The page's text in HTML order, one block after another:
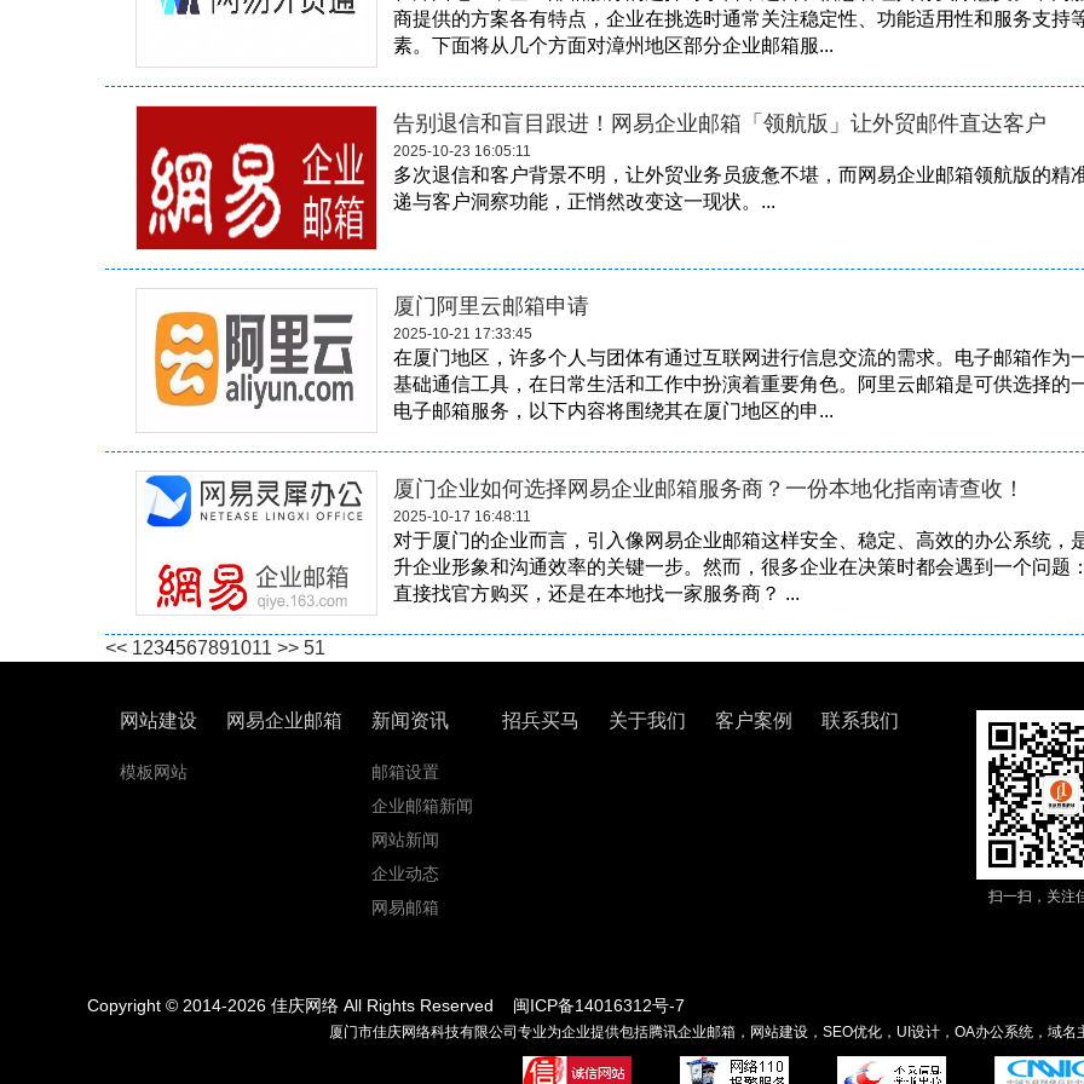
商提供的方案各有特点，企业在挑选时通常关注稳定性、功能适用性和服务支持
素。下面将从几个方面对漳州地区部分企业邮箱服...
告别退信和盲目跟进！网易企业邮箱「领航版」让外贸邮件直达客户
2025-10-23 16:05:11
多次退信和客户背景不明，让外贸业务员疲惫不堪，而网易企业邮箱领航版的精
递与客户洞察功能，正悄然改变这一现状。...
厦门阿里云邮箱申请
2025-10-21 17:33:45
在厦门地区，许多个人与团体有通过互联网进行信息交流的需求。电子邮箱作为
基础通信工具，在日常生活和工作中扮演着重要角色。阿里云邮箱是可供选择的
电子邮箱服务，以下内容将围绕其在厦门地区的申...
厦门企业如何选择网易企业邮箱服务商？一份本地化指南请查收！
2025-10-17 16:48:11
对于厦门的企业而言，引入像网易企业邮箱这样安全、稳定、高效的办公系统，
升企业形象和沟通效率的关键一步。然而，很多企业在决策时都会遇到一个问题
直接找官方购买，还是在本地找一家服务商？ ...
<< 1234567891011 >> 51
网站建设
模板网站
网易企业邮箱 新闻资讯
邮箱设置
企业邮箱新闻
网站新闻
企业动态
网易邮箱
招兵买马 关于我们 客户案例 联系我们
扫一扫，关注
Copyright © 2014-2026 佳庆网络 All Rights Reserved 闽ICP备14016312号-7
厦门市佳庆网络科技有限公司专业为企业提供包括腾讯企业邮箱，网站建设，SEO优化，UI设计，OA办公系统，域